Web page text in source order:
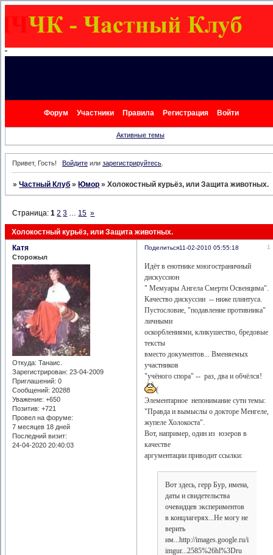
"
Форум Участники Правила Регистрация Войти
Активные темы
Привет, Гость! Войдитеили зарегистрируйтесь.
»Частный Клуб »Юмор »Холокостный курьёз, или Защита животных.
Холокостный курьёз, или Защита животных.
Страница:1 2 3 … 15 »
Поделиться 1
11-02-2010 05:55:18
Катя
Сторожыл
Откуда: Танаис.
Зарегистрирован: 23-04-2009
Приглашений: 0
Сообщений: 20288
Уважение: +650
Позитив: +721
Провел на форуме:
7 месяцев 18 дней
Последний визит:
24-04-2020 20:40:03
Идёт в енотнике многостраничный
дискуссион
" Мемуары Ангела Смерти Освенцима".
Качество дискуссии -- ниже плинтуса.
Пустословие, "подавление противника"
личными
оскорблениями, кликушество, бредовые
тексты
вместо документов... Вменяемых
участников
"учёного спора" -- раз, два и обчёлся!
(
Элементарное непонимание сути темы:
"Правда и вымыслы о докторе Менгеле,
жупеле Холокоста".
Вот, например, один из юзеров в
качестве
аргументации приводит ссылки:
Вот здесь, герр Бур, имена,
даты и свидетельства
очевидцев экспериментов
в концлагерях...Не могу не
верить
им...http://images.google.ru/imgres?
imgur...2585%26hl%3Dru